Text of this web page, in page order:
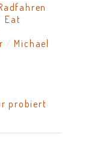
Eat
Michael
probiert